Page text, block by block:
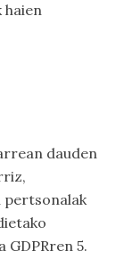
dauden
pertsonalak
5.